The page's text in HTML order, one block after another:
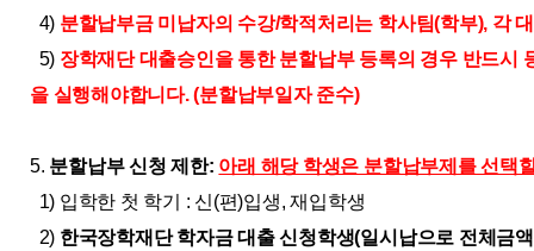
4) 분할납부금 미납자의 수강/학적처리는 학사팀(학부), 각
5) 장학재단 대출승인을 통한 분할납부 등록의 경우 반드시
을 실행해야합니다.(분할납부일자 준수)
5. 분할납부 신청 제한: 아래 해당 학생은 분할납부제를 선택
1) 입학한 첫 학기 : 신(편)입생, 재입학생
2) 한국장학재단 학자금 대출 신청학생(일시납으로 전체금